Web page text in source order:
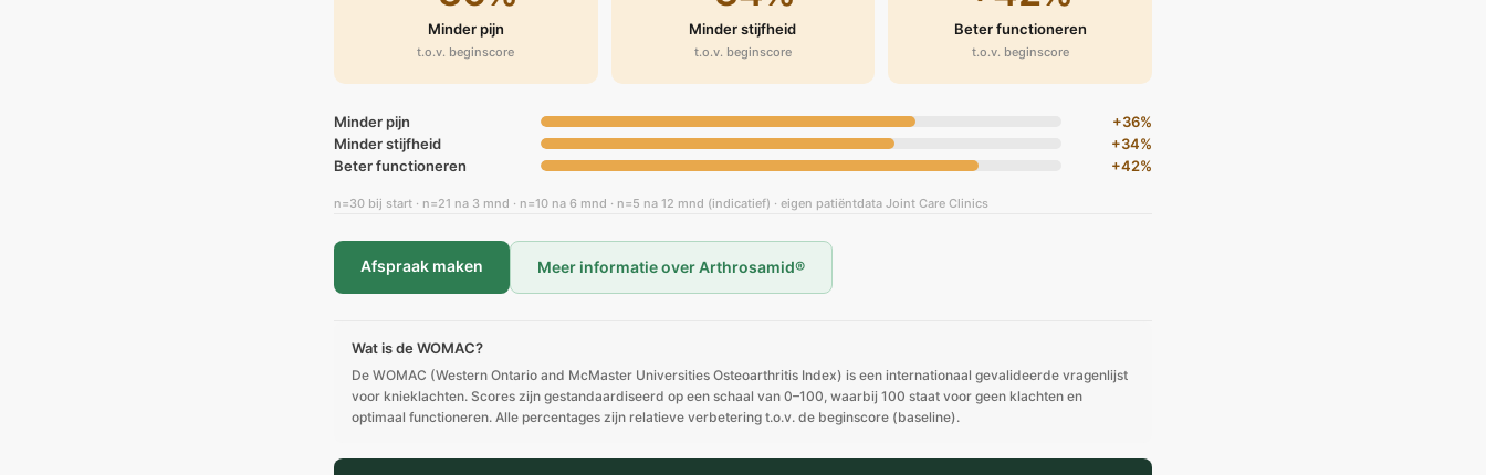
Minder pijn
t.o.v. beginscore
Minder stijfheid
t.o.v. beginscore
Beter functioneren
t.o.v. beginscore
Minder pijn
+36%
Minder stijfheid
+34%
Beter functioneren
+42%
n=30 bij start · n=21 na 3 mnd · n=10 na 6 mnd · n=5 na 12 mnd (indicatief) · eigen patiëntdata Joint Care Clinics
Afspraak maken Meer informatie over Arthrosamid®
Wat is de WOMAC?
De WOMAC (Western Ontario and McMaster Universities Osteoarthritis Index) is een internationaal gevalideerde vragenlijst
voor knieklachten. Scores zijn gestandaardiseerd op een schaal van 0–100, waarbij 100 staat voor geen klachten en
optimaal functioneren. Alle percentages zijn relatieve verbetering t.o.v. de beginscore (baseline).